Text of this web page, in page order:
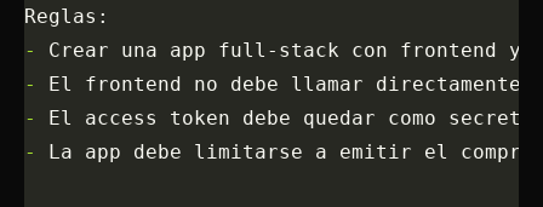
Reglas:
-
Crear una app full-stack con frontend y
-
El frontend no debe llamar directamente
-
El access token debe quedar como secret
-
La app debe limitarse a emitir el